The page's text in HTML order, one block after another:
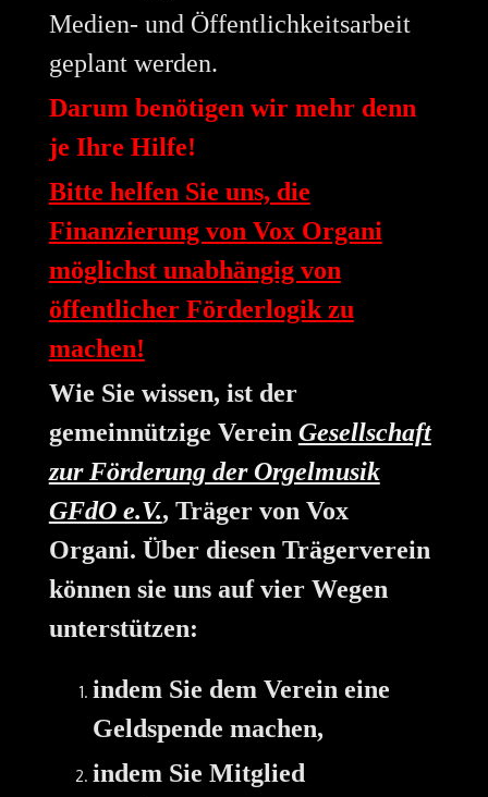
Medien- und Öffentlichkeitsarbeit
geplant werden.
Darum benötigen wir mehr denn
je Ihre Hilfe!
Bitte helfen Sie uns, die
Finanzierung von Vox Organi
möglichst unabhängig von
öffentlicher Förderlogik zu
machen!
Wie Sie wissen, ist der
gemeinnützige Verein Gesellschaft
zur Förderung der Orgelmusik
GFdO e.V., Träger von Vox
Organi. Über diesen Trägerverein
können sie uns auf vier Wegen
unterstützen:
indem Sie dem Verein eine
Geldspende machen,
indem Sie Mitglied